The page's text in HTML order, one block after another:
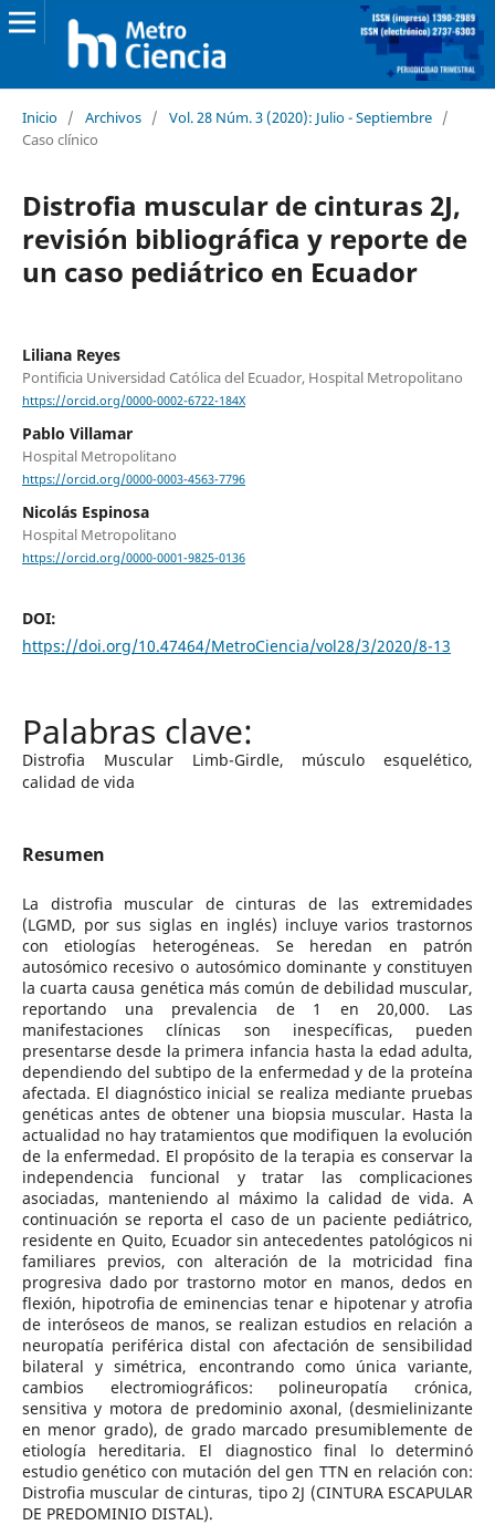
Inicio / Archivos / Vol. 28 Núm. 3 (2020): Julio - Septiembre /
Caso clínico
Distrofia muscular de cinturas 2J,
revisión bibliográfica y reporte de
un caso pediátrico en Ecuador
Liliana Reyes
Pontificia Universidad Católica del Ecuador, Hospital Metropolitano
https://orcid.org/0000-0002-6722-184X
Pablo Villamar
Hospital Metropolitano
https://orcid.org/0000-0003-4563-7796
Nicolás Espinosa
Hospital Metropolitano
https://orcid.org/0000-0001-9825-0136
DOI:
https://doi.org/10.47464/MetroCiencia/vol28/3/2020/8-13
Distrofia Muscular Limb-Girdle, músculo esquelético,
calidad de vida
Resumen
La distrofia muscular de cinturas de las extremidades
(LGMD, por sus siglas en inglés) incluye varios trastornos
con etiologías heterogéneas. Se heredan en patrón
autosómico recesivo o autosómico dominante y constituyen
la cuarta causa genética más común de debilidad muscular,
reportando una prevalencia de 1 en 20,000. Las
manifestaciones clínicas son inespecíficas, pueden
presentarse desde la primera infancia hasta la edad adulta,
dependiendo del subtipo de la enfermedad y de la proteína
afectada. El diagnóstico inicial se realiza mediante pruebas
genéticas antes de obtener una biopsia muscular. Hasta la
actualidad no hay tratamientos que modifiquen la evolución
de la enfermedad. El propósito de la terapia es conservar la
independencia funcional y tratar las complicaciones
asociadas, manteniendo al máximo la calidad de vida. A
continuación se reporta el caso de un paciente pediátrico,
residente en Quito, Ecuador sin antecedentes patológicos ni
familiares previos, con alteración de la motricidad fina
progresiva dado por trastorno motor en manos, dedos en
flexión, hipotrofia de eminencias tenar e hipotenar y atrofia
de interóseos de manos, se realizan estudios en relación a
neuropatía periférica distal con afectación de sensibilidad
bilateral y simétrica, encontrando como única variante,
cambios electromiográficos: polineuropatía crónica,
sensitiva y motora de predominio axonal, (desmielinizante
en menor grado), de grado marcado presumiblemente de
etiología hereditaria. El diagnostico final lo determinó
estudio genético con mutación del gen TTN en relación con:
Distrofia muscular de cinturas, tipo 2J (CINTURA ESCAPULAR
DE PREDOMINIO DISTAL).